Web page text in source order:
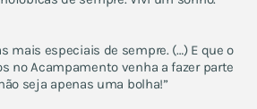
mais especiais de sempre. (…) E que o
no Acampamento venha a fazer parte
seja apenas uma bolha!”